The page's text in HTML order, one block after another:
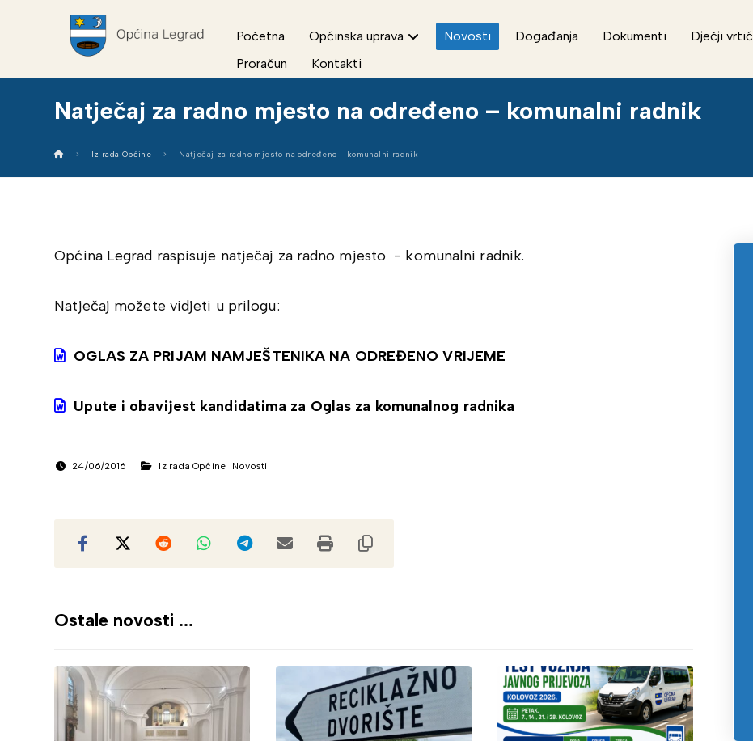
Početna Općinska uprava Novosti Događanja Dokumenti Dječji vrtić
Proračun
Kontakti
Natječaj za radno mjesto na određeno – komunalni radnik
Iz rada Općine Natječaj za radno mjesto na određeno - komunalni radnik
Općina Legrad raspisuje natječaj za radno mjesto - komunalni radnik.
Natječaj možete vidjeti u prilogu:
OGLAS ZA PRIJAM NAMJEŠTENIKA NA ODREĐENO VRIJEME
Upute i obavijest kandidatima za Oglas za komunalnog radnika
24/06/2016 Iz rada Općine Novosti
Ostale novosti ...